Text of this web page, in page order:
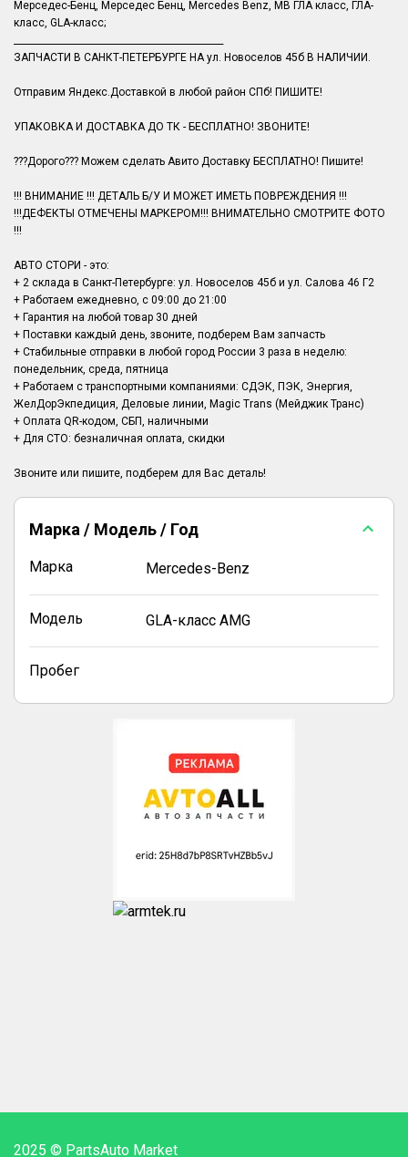
Мерседес-Бенц, Мерседес Бенц, Mercedes Benz, MB ГЛА класс, ГЛА-
класс, GLA-класс;
ЗАПЧАСТИ В САНКТ-ПЕТЕРБУРГЕ НА ул. Новоселов 45б В НАЛИЧИИ.
Отправим Яндекс.Доставкой в любой район СПб! ПИШИТЕ!
УПАКОВКА И ДОСТАВКА ДО ТК - БЕСПЛАТНО! ЗВОНИТЕ!
???Дорого??? Можем сделать Авито Доставку БЕСПЛАТНО! Пишите!
!!! ВНИМАНИЕ !!! ДЕТАЛЬ Б/У И МОЖЕТ ИМЕТЬ ПОВРЕЖДЕНИЯ !!!
!!!ДЕФЕКТЫ ОТМЕЧЕНЫ МАРКЕРОМ!!! ВНИМАТЕЛЬНО СМОТРИТЕ ФОТО
!!!
АВТО СТОРИ - это:
+ 2 склада в Санкт-Петербурге: ул. Новоселов 45б и ул. Салова 46 Г2
+ Работаем ежедневно, с 09:00 до 21:00
+ Гарантия на любой товар 30 дней
+ Поставки каждый день, звоните, подберем Вам запчасть
+ Стабильные отправки в любой город России 3 раза в неделю:
понедельник, среда, пятница
+ Работаем с транспортными компаниями: СДЭК, ПЭК, Энергия,
ЖелДорЭкпедиция, Деловые линии, Magic Trans (Мейджик Транс)
+ Оплата QR-кодом, СБП, наличными
+ Для СТО: безналичная оплата, скидки
Марка / Модель / Год
Марка Mercedes-Benz
Модель GLA-класс AMG
Пробег
2025 © PartsAuto Market